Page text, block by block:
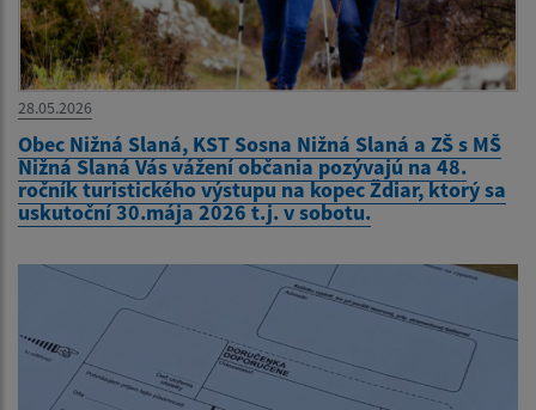
28.05.2026
Obec Nižná Slaná, KST Sosna Nižná Slaná a ZŠ s MŠ
Nižná Slaná Vás vážení občania pozývajú na 48.
ročník turistického výstupu na kopec Ždiar, ktorý sa
uskutoční 30.mája 2026 t.j. v sobotu.